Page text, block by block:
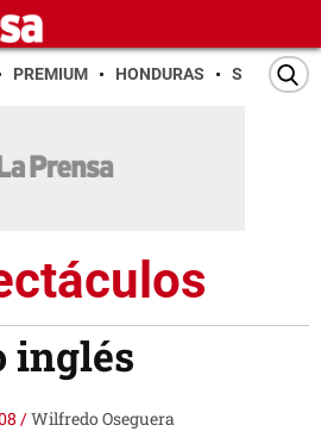
PREMIUM HONDURAS SAN PEDRO
inglés
/Wilfredo Oseguera